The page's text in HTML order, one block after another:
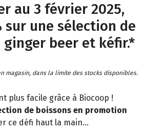
au 3 février 2025,
sur une sélection de
ginger beer et kéfir.*
magasin, dans la limite des stocks disponibles.
plus facile grâce à Biocoop !
de boissons en promotion
ce défi haut la main...